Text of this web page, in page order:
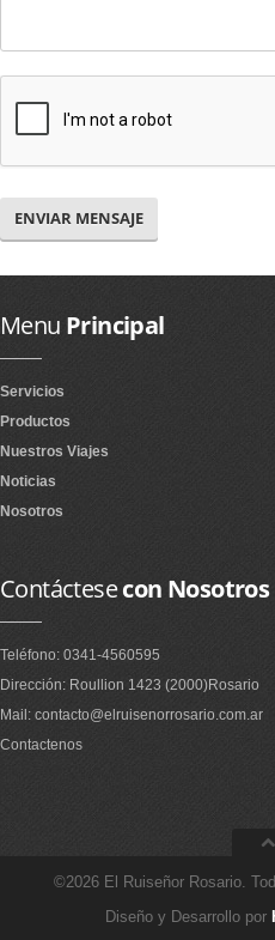
ENVIAR MENSAJE
Menu Principal
Servicios
Productos
Nuestros Viajes
Noticias
Nosotros
Contáctesecon Nosotros
Teléfono: 0341-4560595
Dirección: Roullion 1423 (2000)Rosario
Mail: contacto@elruisenorrosario.com.ar
Contactenos
©2026 El Ruiseñor Rosario.
Diseño y Desarrollo por